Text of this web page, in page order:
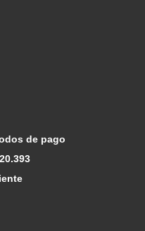
de pago